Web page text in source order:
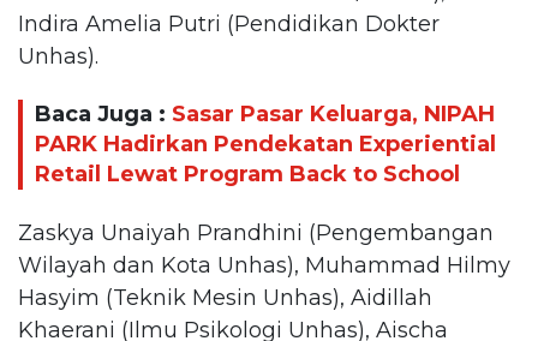
Indira Amelia Putri (Pendidikan Dokter
Unhas).
Baca Juga : Sasar Pasar Keluarga, NIPAH
PARK Hadirkan Pendekatan Experiential
Retail Lewat Program Back to School
Zaskya Unaiyah Prandhini (Pengembangan
Wilayah dan Kota Unhas), Muhammad Hilmy
Hasyim (Teknik Mesin Unhas), Aidillah
Khaerani (Ilmu Psikologi Unhas), Aischa